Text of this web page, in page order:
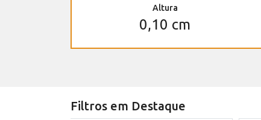
Altura
0,10 cm
Filtros em Destaque